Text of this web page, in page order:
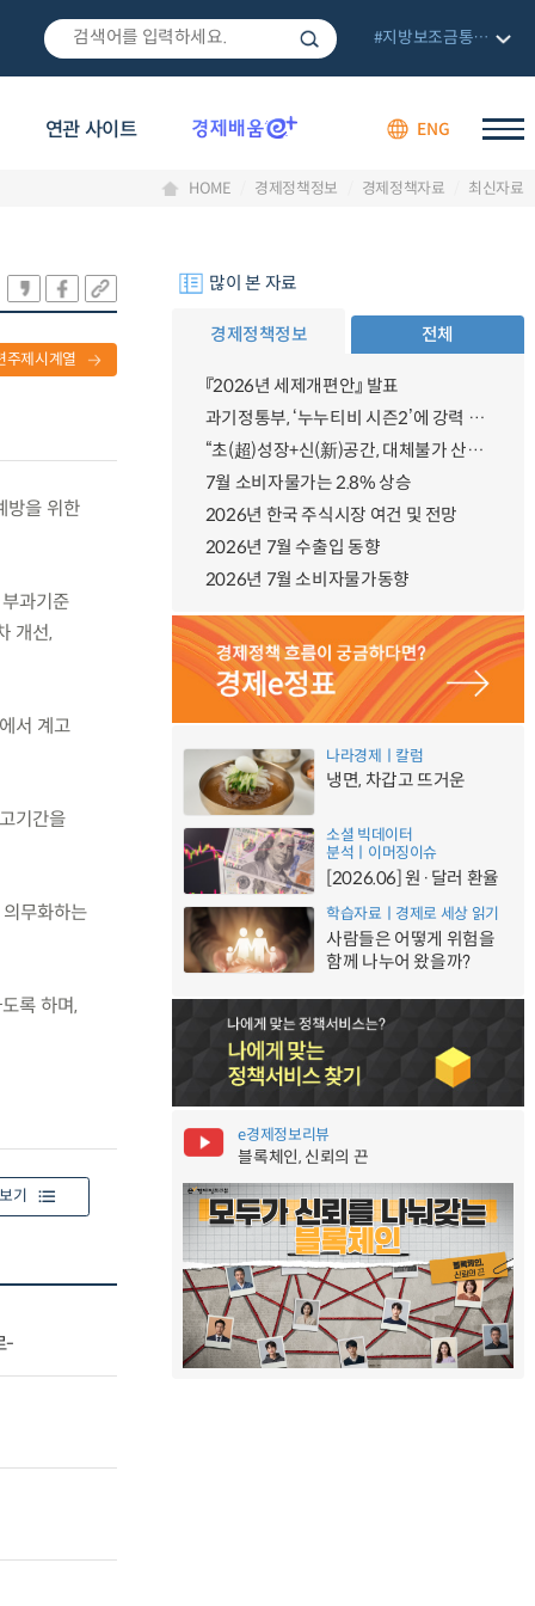
연관 사이트 ENG
#지방보조금통합관리망
HOME 경제정책정보 경제정책자료 최신자료
주제시계열
방을 위한
과기준
개선,
서 계고
기간을
무화하는
록 하며,
기
-
많이 본 자료
경제정책정보 전체
『2026년 세제개편안』 발표
과기정통부, ‘누누티비 시즌2’에 강력 대응 의지 밝혀
“초(超)성장+신(新)공간, 대체불가 산업강국”
7월 소비자물가는 2.8% 상승
2026년 한국 주식시장 여건 및 전망
2026년 7월 수출입 동향
2026년 7월 소비자물가동향
나라경제ㅣ칼럼
냉면, 차갑고 뜨거운
소셜 빅데이터
분석ㅣ이머징이슈
[2026.06] 원·달러 환율
학습자료ㅣ경제로 세상 읽기
사람들은 어떻게 위험을
함께 나누어 왔을까?
e경제정보리뷰
블록체인, 신뢰의 끈